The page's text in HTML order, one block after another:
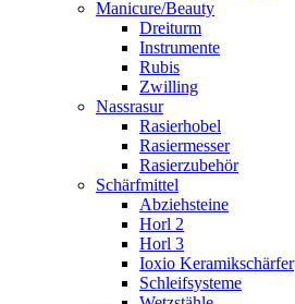
Manicure/Beauty
Dreiturm
Instrumente
Rubis
Zwilling
Nassrasur
Rasierhobel
Rasiermesser
Rasierzubehör
Schärfmittel
Abziehsteine
Horl 2
Horl 3
Ioxio Keramikschärfer
Schleifsysteme